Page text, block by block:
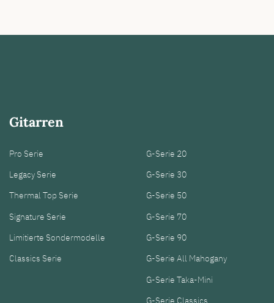
Gitarren
Pro Serie
Legacy Serie
Thermal Top Serie
Signature Serie
Limitierte Sondermodelle
Classics Serie
G-Serie 20
G-Serie 30
G-Serie 50
G-Serie 70
G-Serie 90
G-Serie All Mahogany
G-Serie Taka-Mini
G-Serie Classics